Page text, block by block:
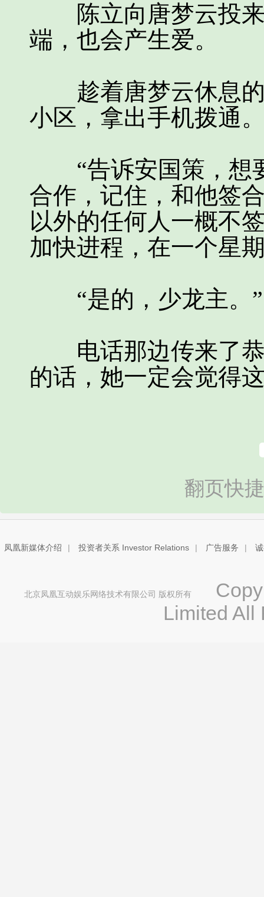
陈立向唐梦云投来
端，也会产生爱。
趁着唐梦云休息的
小区，拿出手机拨通
“告诉安国策，想
合作，记住，和他签
以外的任何人一概不
加快进程，在一个星
“是的，少龙主。”
电话那边传来了恭
的话，她一定会觉得
翻页快
凤凰新媒体介绍 | 投资者关系 Investor Relations | 广告服务 |
北京凤凰互动娱乐网络技术有限公司 版权所有
Limited All